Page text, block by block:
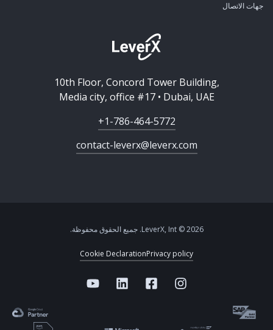
جهات الاتصال
10th Floor, Concord Tower Building,
Media city, office #17 • Dubai, UAE
+1-786-464-5772
contact-leverx@leverx.com
2026 © LeverX, Int. جميع الحقوق محفوظة.
Privacy policy
Cookie Declaration